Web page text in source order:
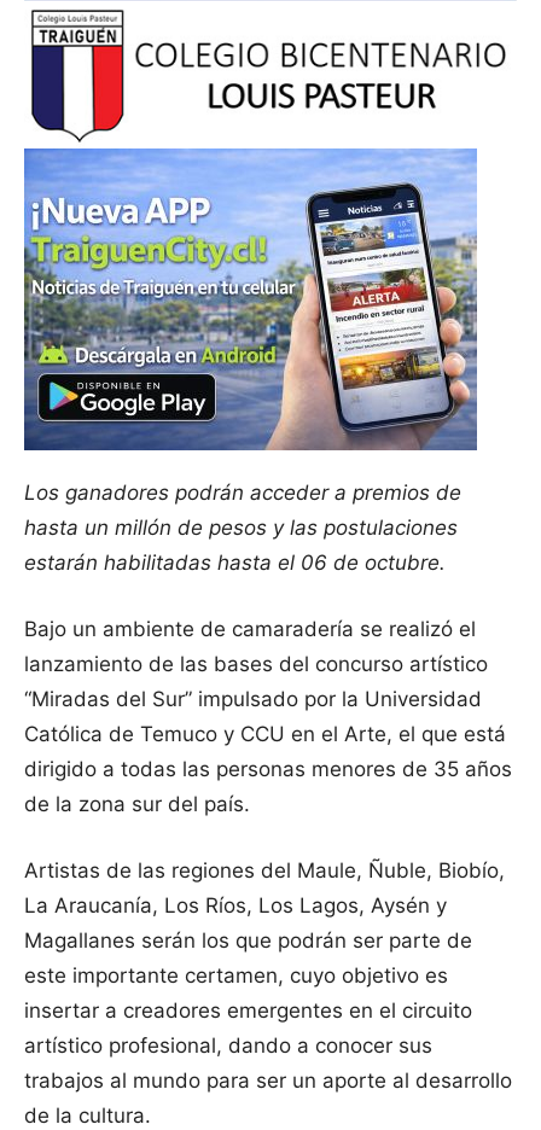
Los ganadores podrán acceder a premios de
hasta un millón de pesos y las postulaciones
estarán habilitadas hasta el 06 de octubre.
Bajo un ambiente de camaradería se realizó el
lanzamiento de las bases del concurso artístico
“Miradas del Sur” impulsado por la Universidad
Católica de Temuco y CCU en el Arte, el que está
dirigido a todas las personas menores de 35 años
de la zona sur del país.
Artistas de las regiones del Maule, Ñuble, Biobío,
La Araucanía, Los Ríos, Los Lagos, Aysén y
Magallanes serán los que podrán ser parte de
este importante certamen, cuyo objetivo es
insertar a creadores emergentes en el circuito
artístico profesional, dando a conocer sus
trabajos al mundo para ser un aporte al desarrollo
de la cultura.